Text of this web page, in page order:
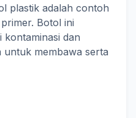
plastik adalah contoh
Botol ini
kontaminasi dan
untuk membawa serta